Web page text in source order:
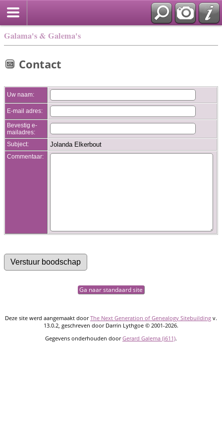
Galama's & Galema's
Contact
Uw naam:
E-mail adres:
Bevestig e-
mailadres:
Subject:
Jolanda Elkerbout
Commentaar:
Ga naar standaard site
Deze site werd aangemaakt doorThe Next Generation of Genealogy Sitebuilding v.
13.0.2, geschreven door Darrin Lythgoe © 2001-2026.
Gegevens onderhouden doorGerard Galema (i611).